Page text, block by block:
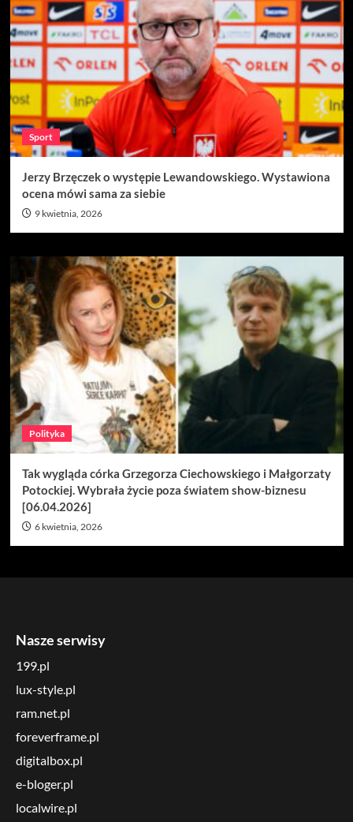
Sport
Jerzy Brzęczek o występie Lewandowskiego. Wystawiona
ocena mówi sama za siebie
9 kwietnia, 2026
Polityka
Tak wygląda córka Grzegorza Ciechowskiego i Małgorzaty
Potockiej. Wybrała życie poza światem show-biznesu
[06.04.2026]
6 kwietnia, 2026
Nasze serwisy
199.pl
lux-style.pl
ram.net.pl
foreverframe.pl
digitalbox.pl
e-bloger.pl
localwire.pl